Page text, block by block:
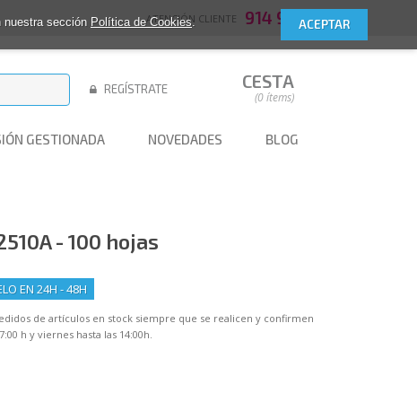
REGÍSTRATE CESTA
(0 ítems)
nuestra sección Política de Cookies.
ATENCIÓN CLIENTE 914 952 409
GESTIONADA NOVEDADES BLOG
- 100 hojas
EN 24H - 48H
de artículos en stock siempre que se realicen y confirmen
h y viernes hasta las 14:00h.